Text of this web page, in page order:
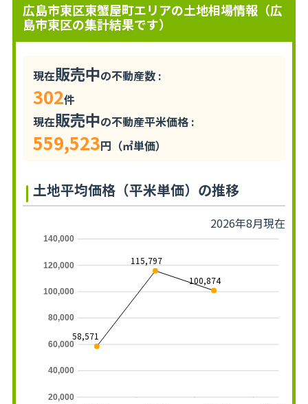
広島市東区東蟹屋町エリアの土地相場情報（広
島市東区の集計結果です）
現在販売中の不動産数 :
302件
現在販売中の不動産平米価格 :
559,523円（㎡単価）
土地平均価格（平米単価）の推移
2026年8月現在
20,000
40,000
60,000
80,000
100,000
120,000
140,000
58,571
115,797
100,874